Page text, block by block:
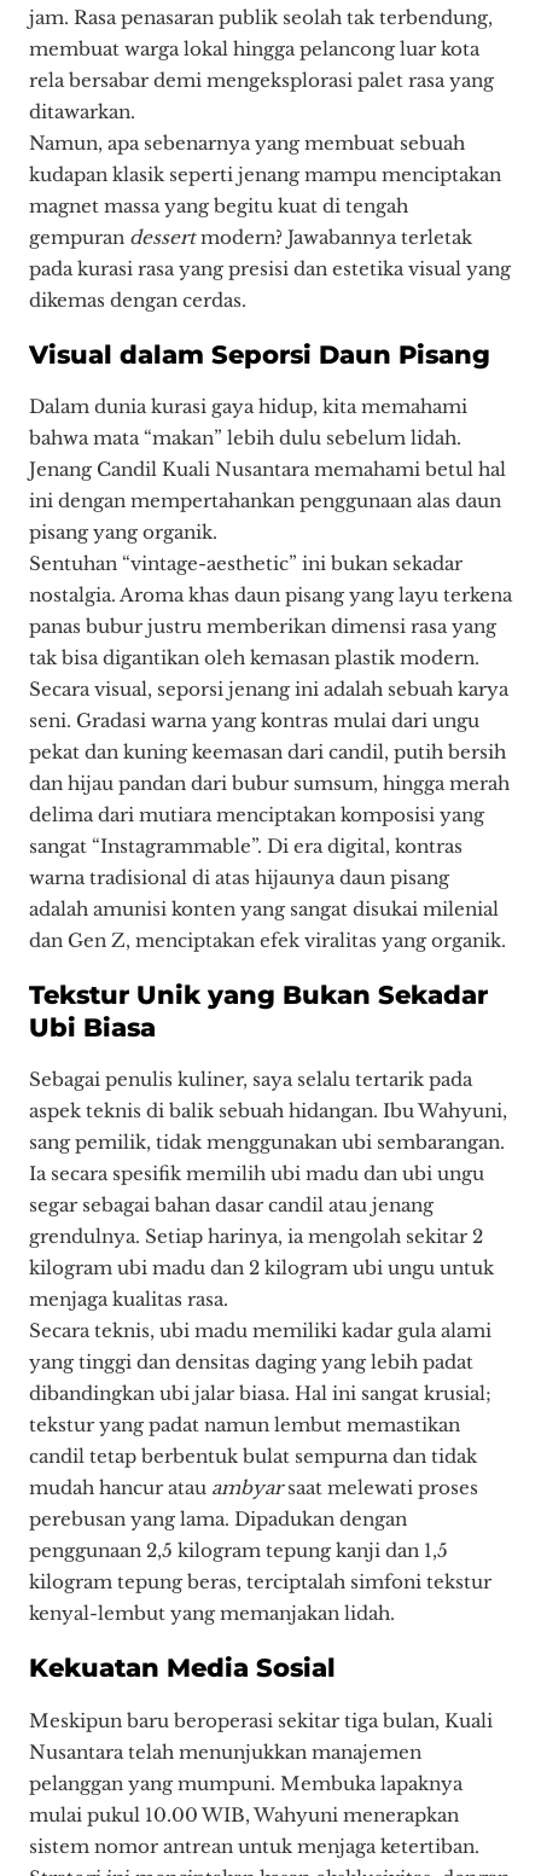
jam. Rasa penasaran publik seolah tak terbendung,
membuat warga lokal hingga pelancong luar kota
rela bersabar demi mengeksplorasi palet rasa yang
ditawarkan.
Namun, apa sebenarnya yang membuat sebuah
kudapan klasik seperti jenang mampu menciptakan
magnet massa yang begitu kuat di tengah
gempuran dessertmodern? Jawabannya terletak
pada kurasi rasa yang presisi dan estetika visual yang
dikemas dengan cerdas.
Visual dalam Seporsi Daun Pisang
Dalam dunia kurasi gaya hidup, kita memahami
bahwa mata “makan” lebih dulu sebelum lidah.
Jenang Candil Kuali Nusantara memahami betul hal
ini dengan mempertahankan penggunaan alas daun
pisang yang organik.
Sentuhan “vintage-aesthetic” ini bukan sekadar
nostalgia. Aroma khas daun pisang yang layu terkena
panas bubur justru memberikan dimensi rasa yang
tak bisa digantikan oleh kemasan plastik modern.
Secara visual, seporsi jenang ini adalah sebuah karya
seni. Gradasi warna yang kontras mulai dari ungu
pekat dan kuning keemasan dari candil, putih bersih
dan hijau pandan dari bubur sumsum, hingga merah
delima dari mutiara menciptakan komposisi yang
sangat “Instagrammable”. Di era digital, kontras
warna tradisional di atas hijaunya daun pisang
adalah amunisi konten yang sangat disukai milenial
dan Gen Z, menciptakan efek viralitas yang organik.
Tekstur Unik yang Bukan Sekadar
Ubi Biasa
Sebagai penulis kuliner, saya selalu tertarik pada
aspek teknis di balik sebuah hidangan. Ibu Wahyuni,
sang pemilik, tidak menggunakan ubi sembarangan.
Ia secara spesifik memilih ubi madu dan ubi ungu
segar sebagai bahan dasar candil atau jenang
grendulnya. Setiap harinya, ia mengolah sekitar 2
kilogram ubi madu dan 2 kilogram ubi ungu untuk
menjaga kualitas rasa.
Secara teknis, ubi madu memiliki kadar gula alami
yang tinggi dan densitas daging yang lebih padat
dibandingkan ubi jalar biasa. Hal ini sangat krusial;
tekstur yang padat namun lembut memastikan
candil tetap berbentuk bulat sempurna dan tidak
mudah hancur atau ambyarsaat melewati proses
perebusan yang lama. Dipadukan dengan
penggunaan 2,5 kilogram tepung kanji dan 1,5
kilogram tepung beras, terciptalah simfoni tekstur
kenyal-lembut yang memanjakan lidah.
Kekuatan Media Sosial
Meskipun baru beroperasi sekitar tiga bulan, Kuali
Nusantara telah menunjukkan manajemen
pelanggan yang mumpuni. Membuka lapaknya
mulai pukul 10.00 WIB, Wahyuni menerapkan
sistem nomor antrean untuk menjaga ketertiban.